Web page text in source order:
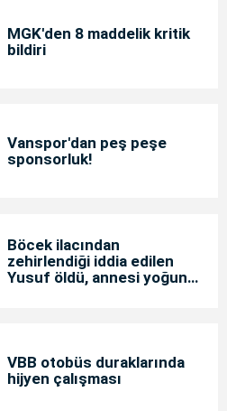
MGK'den 8 maddelik kritik
bildiri
Vanspor'dan peş peşe
sponsorluk!
Böcek ilacından
zehirlendiği iddia edilen
Yusuf öldü, annesi yoğun
VBB otobüs duraklarında
hijyen çalışması